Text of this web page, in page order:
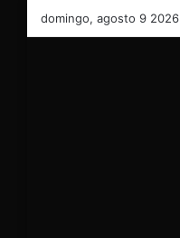
domingo, agosto 9 2026